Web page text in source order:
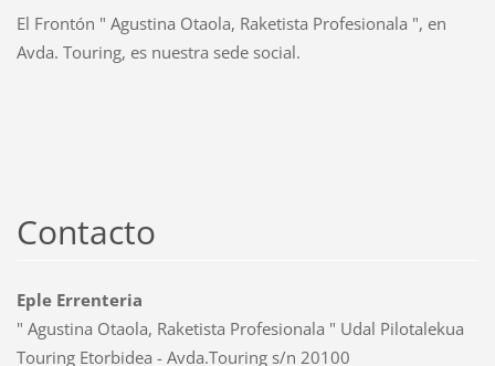
El Frontón " Agustina Otaola, Raketista Profesionala ", en
Avda. Touring, es nuestra sede social.
Contacto
Eple Errenteria
" Agustina Otaola, Raketista Profesionala " Udal Pilotalekua
Touring Etorbidea - Avda.Touring s/n 20100